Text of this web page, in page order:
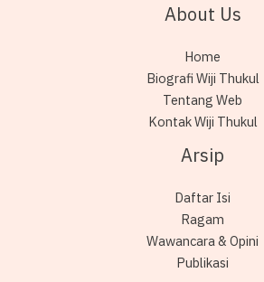
About Us
Home
Biografi Wiji Thukul
Tentang Web
Kontak Wiji Thukul
Arsip
Daftar Isi
Ragam
Wawancara & Opini
Publikasi